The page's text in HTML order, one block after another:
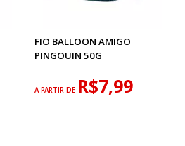
FIO BALLOON AMIGO
PINGOUIN 50G
A PARTIR DE R$7,99